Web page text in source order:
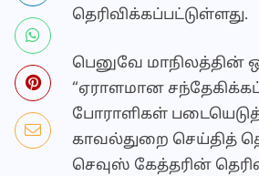
தெரிவிக்கப்பட்டுள்ளது.
பெனுவே மாநிலத்தின்
“ஏராளமான
போராளிகள்
காவல்துறை செய்தித்
செவுஸ் கேத்தரின்